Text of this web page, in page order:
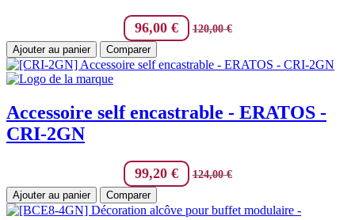
96,00€ 120,00€
Ajouter au panier
Comparer
Accessoire self encastrable - ERATOS -
CRI-2GN
99,20€ 124,00€
Ajouter au panier
Comparer